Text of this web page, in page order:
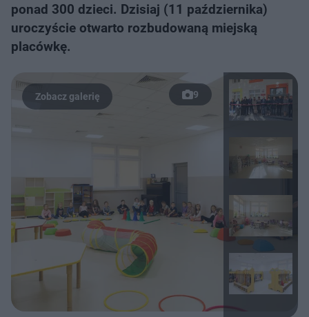
ponad 300 dzieci. Dzisiaj (11 października)
uroczyście otwarto rozbudowaną miejską
placówkę.
9